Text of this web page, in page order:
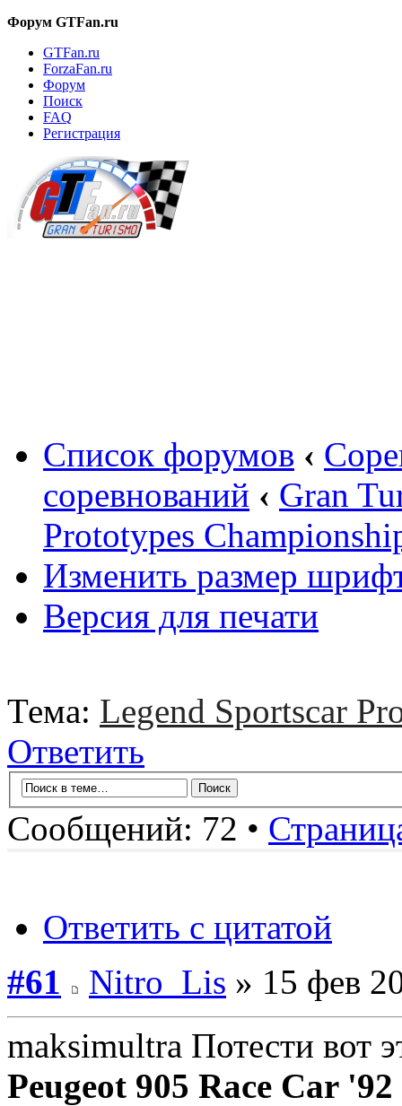
Форум GTFan.ru
GTFan.ru
ForzaFan.ru
Форум
Поиск
FAQ
Регистрация
Список форумов ‹
соревнований ‹ Gran
Prototypes
Изменить размер
Версия для печати
Тема: Legend Sportscar
Ответить
Сообщений: 72 •
Ответить с цитатой
#61
Nitro_Lis » 15 фев
maksimultra Потести вот
Peugeot 905 Race Car '92